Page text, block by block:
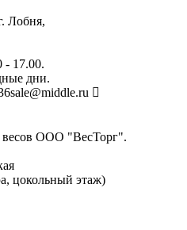
Лобня,
17.00.
дни.
sale@middle.ru
весов ООО "ВесТорг".
цокольный этаж)